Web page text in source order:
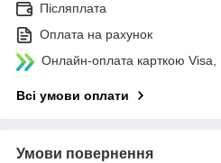
Післяплата
Оплата на рахунок
Онлайн-оплата карткою
Всі умови оплати
Умови повернення